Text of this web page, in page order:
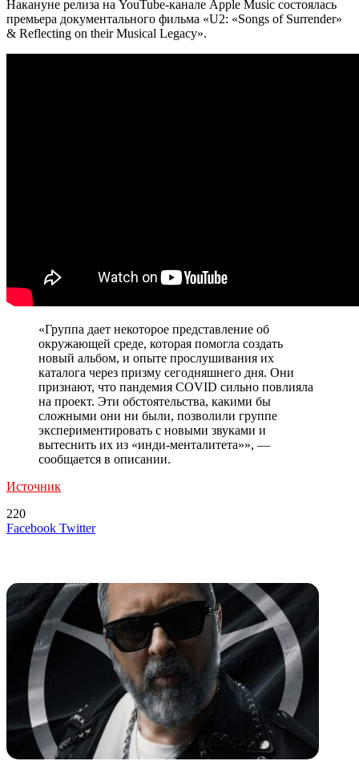
Накануне релиза на YouTube‑канале Apple Music состоялась
премьера документального фильма «U2: «Songs of Surrender»
& Reflecting on their Musical Legacy».
«Группа дает некоторое представление об
окружающей среде, которая помогла создать
новый альбом, и опыте прослушивания их
каталога через призму сегодняшнего дня. Они
признают, что пандемия COVID сильно повлияла
на проект. Эти обстоятельства, какими бы
сложными они ни были, позволили группе
экспериментировать с новыми звуками и
вытеснить их из «инди-менталитета»», —
сообщается в описании.
Источник
220
Facebook TwitterLinkedIn
Tumblr
Reddit
Вконтакте
Одноклассники
Skype
Messenger
Messenger
WhatsApp
Telegram
Viber
Line
Поделиться
Печатать